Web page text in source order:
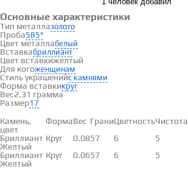
Основные характеристики
Тип металлазолото
Проба585°
Цвет металлабелый
Вставкабриллиант
Цвет вставкижелтый
Для когоженщинам
Стиль украшенийс камнями
Форма вставкикруг
Вес2.31 грамма
Размер17
Вставки
Камень,
цвет
ФормаВес ГраниЦветностьЧистота
Бриллиант
Желтый
Круг 0.0857 6 5
Бриллиант
Желтый
Круг 0.0657 6 5